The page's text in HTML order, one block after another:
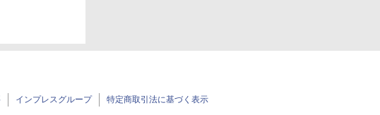
インプレスグループ 特定商取引法に基づく表示